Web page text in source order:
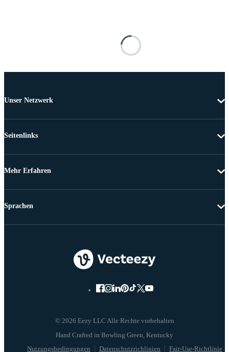
Unser Netzwerk
Seitenlinks
Mehr Erfahren
© 2026 Eezy LLC Alle Rechte vorbehalten
Nutzungsbedingungen Datenschutzrichlinien Fair-Use-Richtlinie
Sprachen